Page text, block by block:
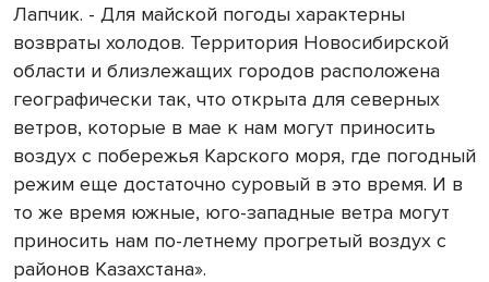
Лапчик. - Для майской погоды характерны
возвраты холодов. Территория Новосибирской
области и близлежащих городов расположена
географически так, что открыта для северных
ветров, которые в мае к нам могут приносить
воздух с побережья Карского моря, где погодный
режим еще достаточно суровый в это время. И в
то же время южные, юго-западные ветра могут
приносить нам по-летнему прогретый воздух с
районов Казахстана».